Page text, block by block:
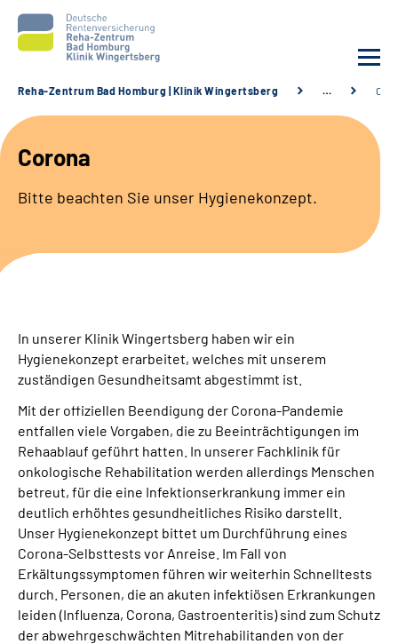
Unsere Klinik
Unsere Angebote
Suche
Leichte Sprache
Gebärdensprache
Reha-Zentrum Bad Homburg | Klinik Wingertsberg …
Corona
Bitte beachten Sie unser Hygienekonzept.
In unserer Klinik Wingertsberg haben wir ein
Hygienekonzept erarbeitet, welches mit unserem
zuständigen Gesundheitsamt abgestimmt ist.
Mit der offiziellen Beendigung der Corona-Pandemie
entfallen viele Vorgaben, die zu Beeinträchtigungen im
Rehaablauf geführt hatten. In unserer Fachklinik für
onkologische Rehabilitation werden allerdings Menschen
betreut, für die eine Infektionserkrankung immer ein
deutlich erhöhtes gesundheitliches Risiko darstellt.
Unser Hygienekonzept bittet um Durchführung eines
Corona-Selbsttests vor Anreise. Im Fall von
Erkältungssymptomen führen wir weiterhin Schnelltests
durch. Personen, die an akuten infektiösen Erkrankungen
leiden (Influenza, Corona, Gastroenteritis) sind zum Schutz
der abwehrgeschwächten Mitrehabilitanden von der